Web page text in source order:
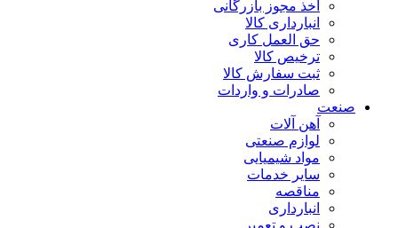
اخذ مجوز بازرگانی
انبارداری کالا
حق العمل کاری
ترخیص کالا
ثبت سفارش کالا
صادرات و واردات
صنعت
آهن آلات
لوازم صنعتی
مواد شیمیایی
سایر خدمات
مناقصه
انبارداری